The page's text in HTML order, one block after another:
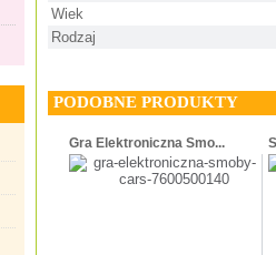
Wiek
Rodzaj
PODOBNE PRODUKTY
Gra Elektroniczna Smo...